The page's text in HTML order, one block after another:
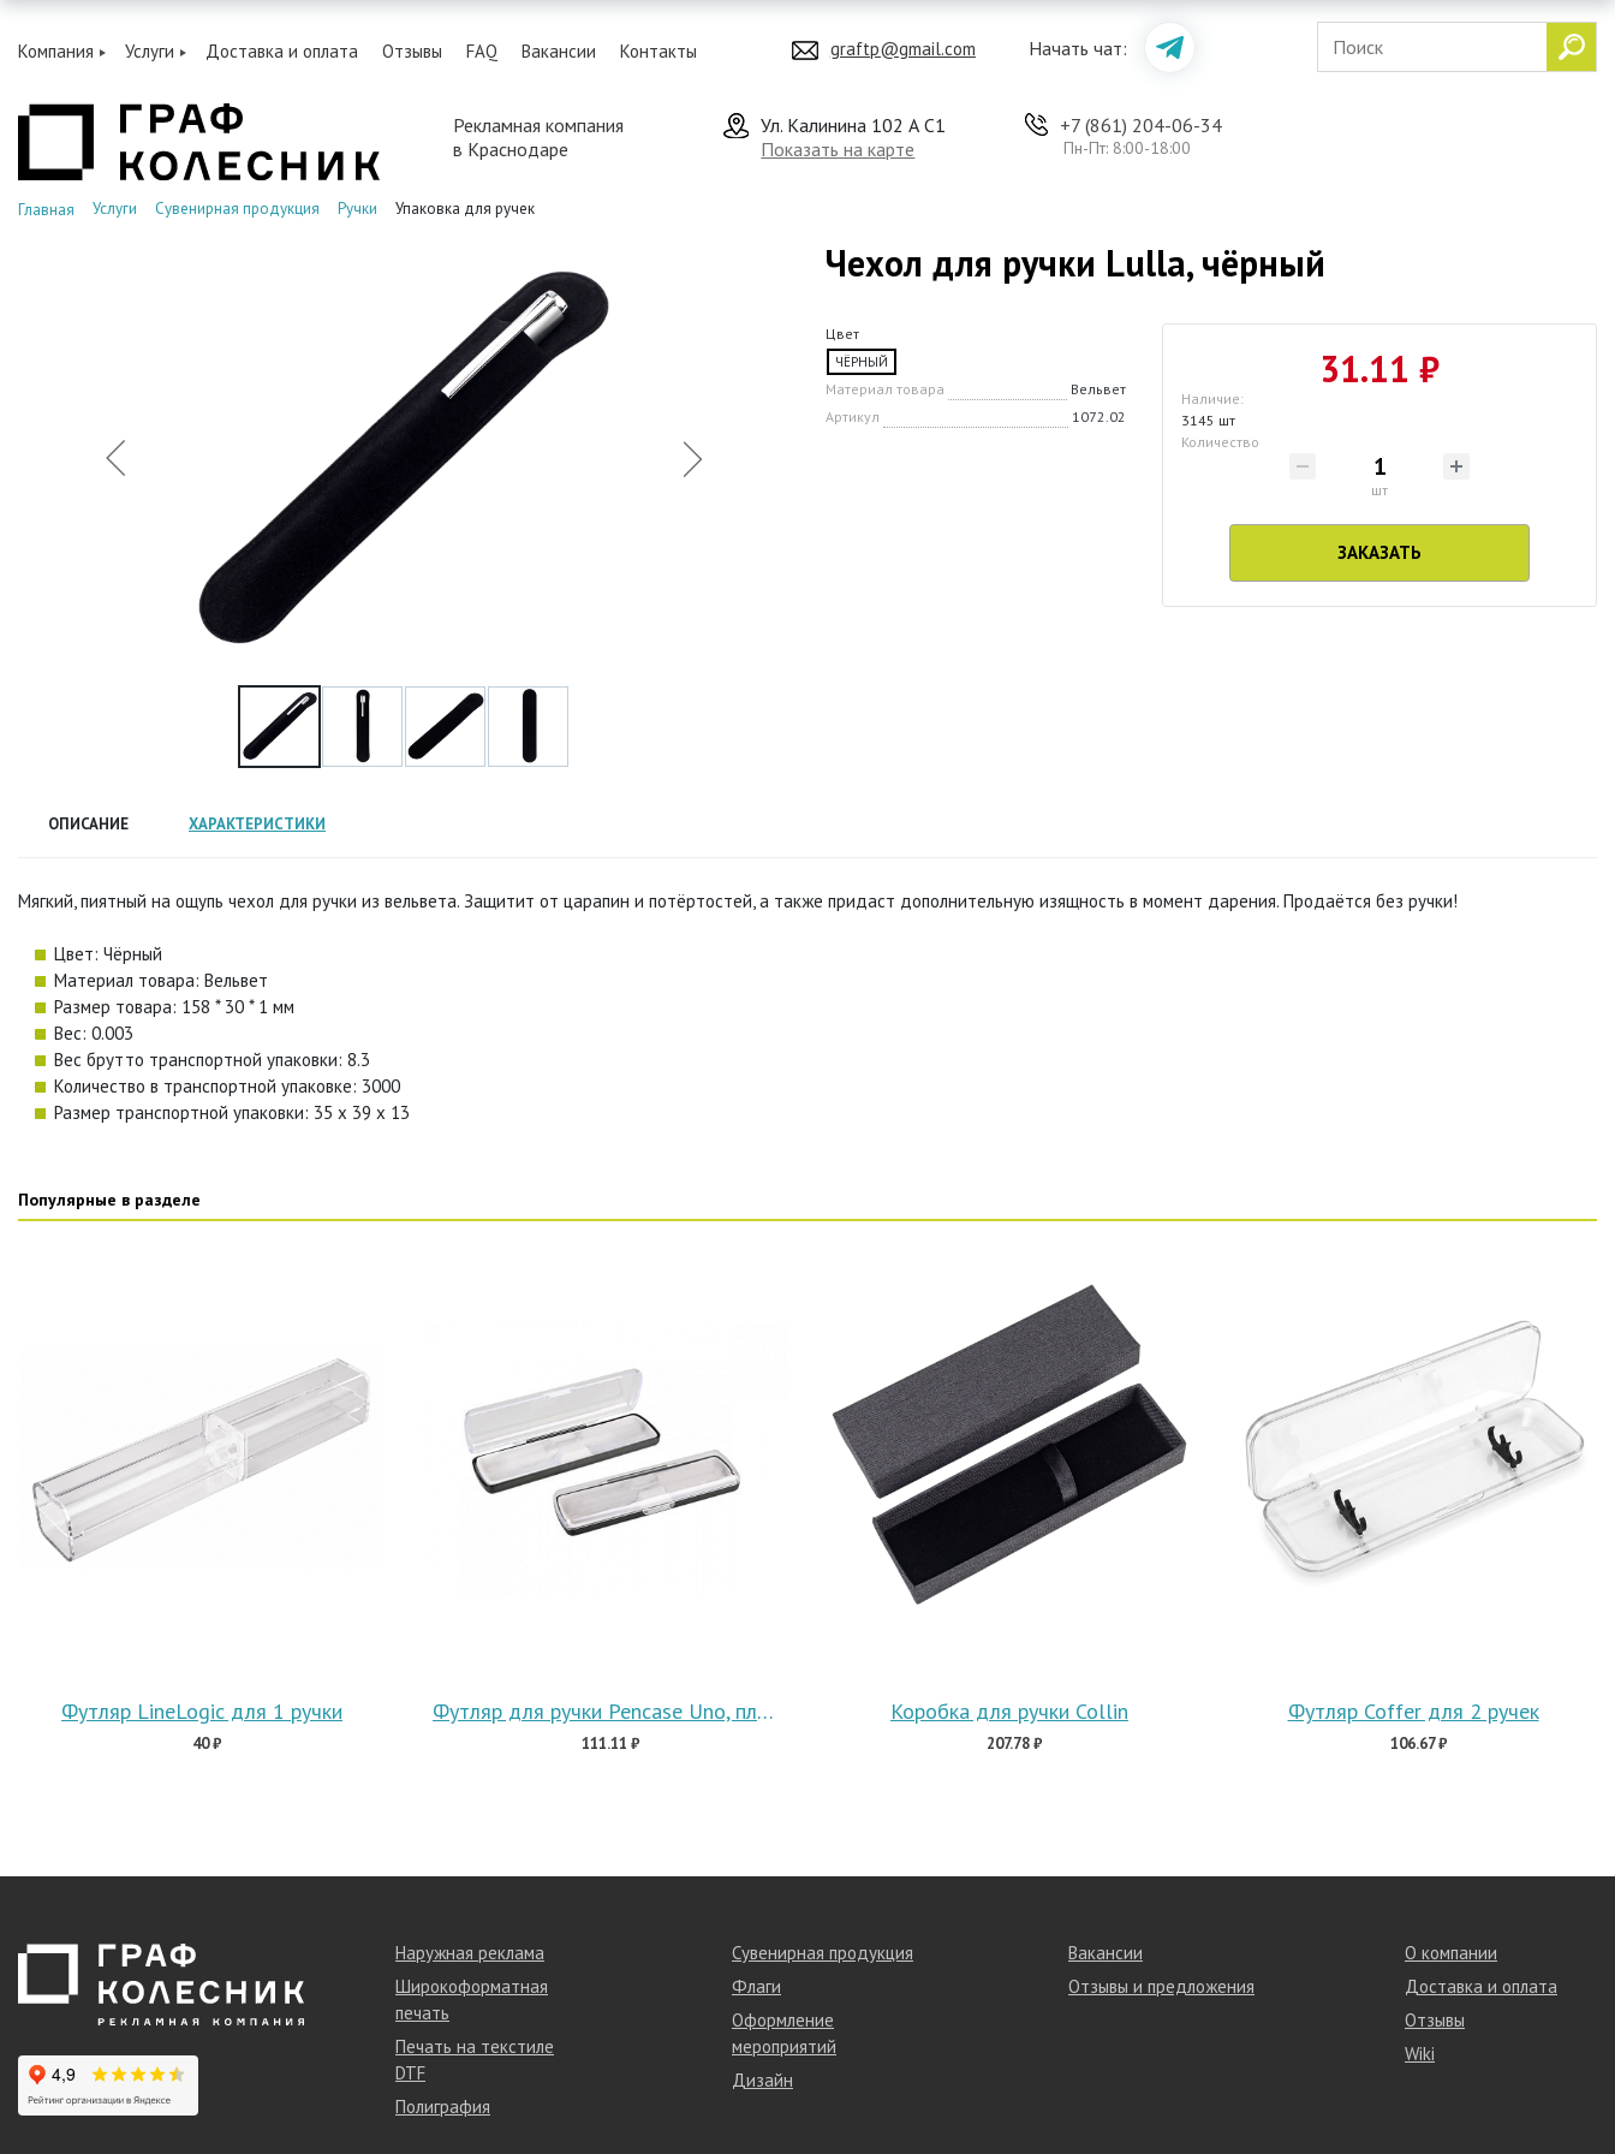
Компания Услуги Доставка и оплата Отзывы FAQ Вакансии Контакты graftp@gmail.com Начать чат:
Рекламная компания
в Краснодаре
Ул. Калинина 102 А С1
Показать на карте
+7 (861) 204-06-34
Пн-Пт: 8:00-18:00
Главная Услуги Сувенирная продукция Ручки Упаковка для ручек
Чехол для ручки Lulla, чёрный
Цвет
ЧЁРНЫЙ
Материал товара
Вельвет
Артикул
1072.02
31.11 ₽
Наличие:
3145 шт
Количество
шт
ЗАКАЗАТЬ
ОПИСАНИЕ ХАРАКТЕРИСТИКИ
Мягкий, пиятный на ощупь чехол для ручки из вельвета. Защитит от царапин и потёртостей, а также придаст дополнительную изящность в момент дарения. Продаётся без ручки!
Цвет: Чёрный
Материал товара: Вельвет
Размер товара: 158 * 30 * 1 мм
Вес: 0.003
Вес брутто транспортной упаковки: 8.3
Количество в транспортной упаковке: 3000
Размер транспортной упаковки: 35 x 39 x 13
Популярные в разделе
Футляр LineLogic для 1 ручки
40 ₽
Футляр для ручки Pencase Uno, пластик
111.11 ₽
Коробка для ручки Collin
207.78 ₽
Футляр Coffer для 2 ручек
106.67 ₽
Наружная реклама
Широкоформатная
печать
Печать на текстиле
DTF
Полиграфия
Сувенирная продукция
Флаги
Оформление
мероприятий
Дизайн
Вакансии
Отзывы и предложения
О компании
Доставка и оплата
Отзывы
Wiki